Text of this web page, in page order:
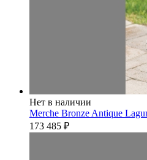
Нет в наличии
Merche Bronze Antique
173 485 ₽